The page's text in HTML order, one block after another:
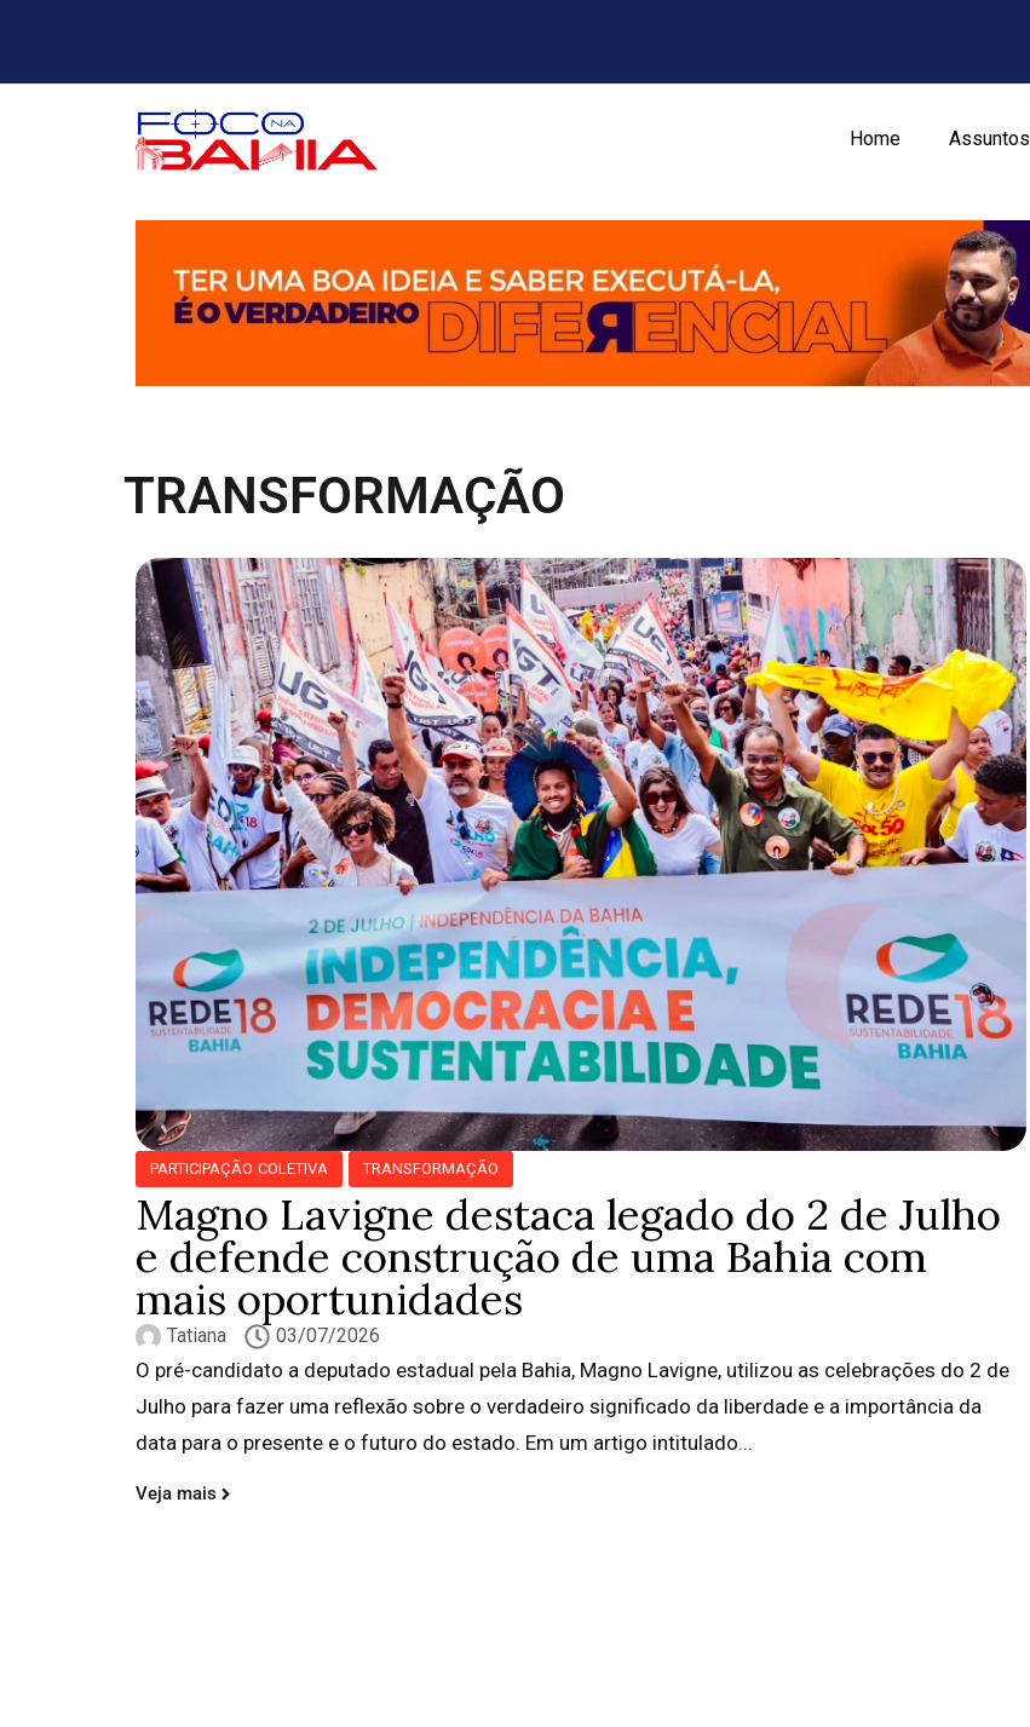
Home Assuntos
TRANSFORMAÇÃO
PARTICIPAÇÃO COLETIVA TRANSFORMAÇÃO
Magno Lavigne destaca legado do 2 de Julho
e defende construção de uma Bahia com
mais oportunidades
Tatiana 03/07/2026
O pré-candidato a deputado estadual pela Bahia, Magno Lavigne, utilizou as celebrações do 2 de
Julho para fazer uma reflexão sobre o verdadeiro significado da liberdade e a importância da
data para o presente e o futuro do estado. Em um artigo intitulado...
Veja mais